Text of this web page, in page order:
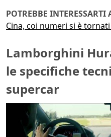
POTREBBE INTERESSARTI
Cina, coi numeri si è
Lamborghini
le specifiche
supercar